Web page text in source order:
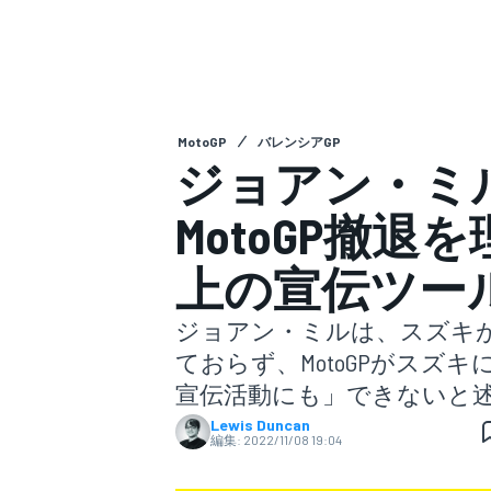
スーパーGT
MotoGP バレンシアGP
ジョアン・ミ
MotoGP撤退
上の宣伝ツ
ジョアン・ミルは、スズキ
ておらず、MotoGPがスズ
宣伝活動にも」できないと
Lewis Duncan
編集: 2022/11/08 19:04